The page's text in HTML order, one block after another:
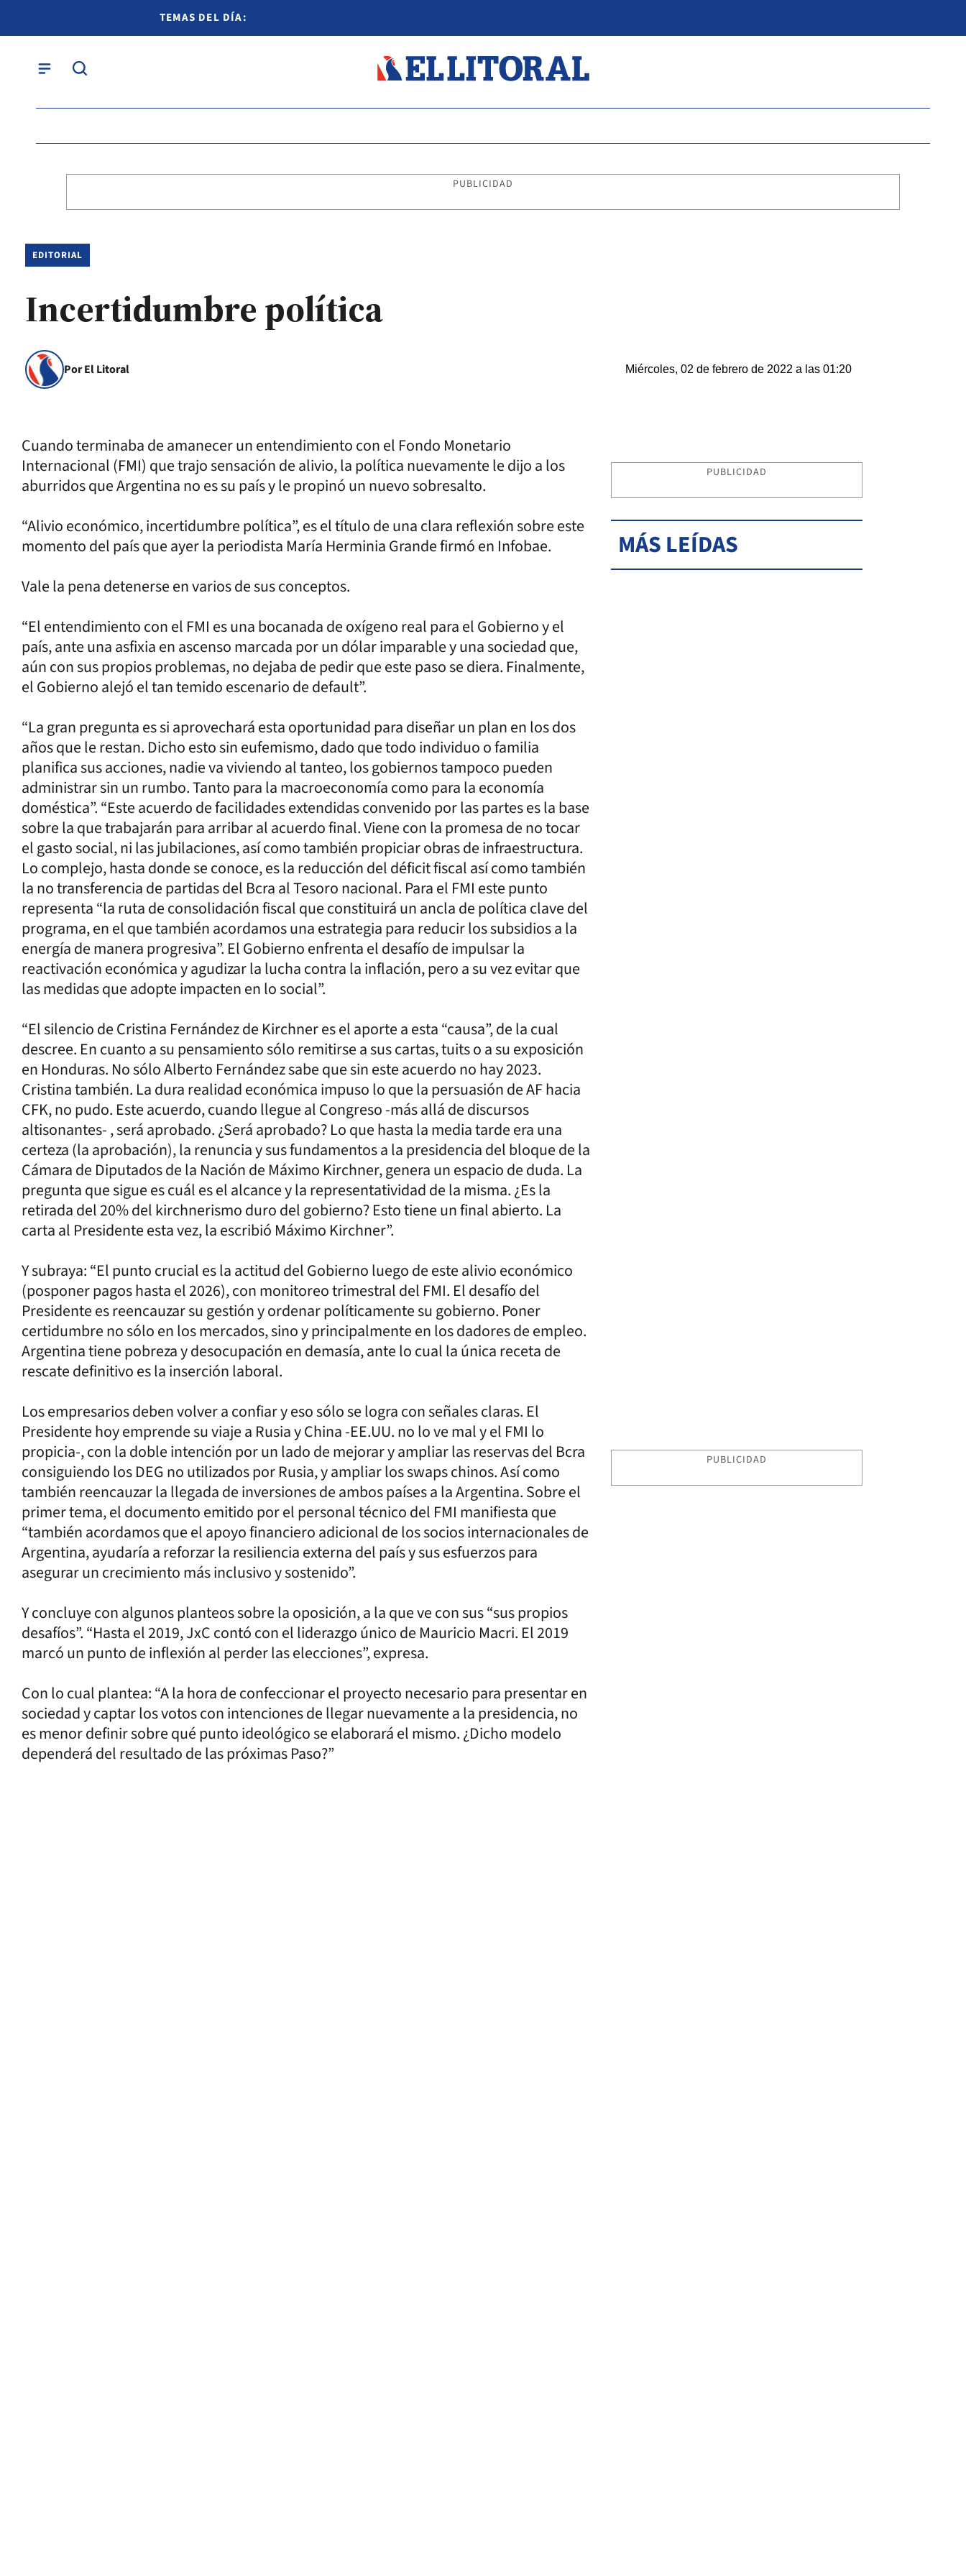
TEMAS DEL DÍA:
PUBLICIDAD
EDITORIAL
Incertidumbre política
Por El Litoral Miércoles, 02 de febrero de 2022 a las 01:20
Cuando terminaba de amanecer un entendimiento con el Fondo Monetario
Internacional (FMI) que trajo sensación de alivio, la política nuevamente le dijo a los
aburridos que Argentina no es su país y le propinó un nuevo sobresalto.
“Alivio económico, incertidumbre política”, es el título de una clara reflexión sobre este
momento del país que ayer la periodista María Herminia Grande firmó en Infobae.
Vale la pena detenerse en varios de sus conceptos.
“El entendimiento con el FMI es una bocanada de oxígeno real para el Gobierno y el
país, ante una asfixia en ascenso marcada por un dólar imparable y una sociedad que,
aún con sus propios problemas, no dejaba de pedir que este paso se diera. Finalmente,
el Gobierno alejó el tan temido escenario de default”.
“La gran pregunta es si aprovechará esta oportunidad para diseñar un plan en los dos
años que le restan. Dicho esto sin eufemismo, dado que todo individuo o familia
planifica sus acciones, nadie va viviendo al tanteo, los gobiernos tampoco pueden
administrar sin un rumbo. Tanto para la macroeconomía como para la economía
doméstica”. “Este acuerdo de facilidades extendidas convenido por las partes es la base
sobre la que trabajarán para arribar al acuerdo final. Viene con la promesa de no tocar
el gasto social, ni las jubilaciones, así como también propiciar obras de infraestructura.
Lo complejo, hasta donde se conoce, es la reducción del déficit fiscal así como también
la no transferencia de partidas del Bcra al Tesoro nacional. Para el FMI este punto
representa “la ruta de consolidación fiscal que constituirá un ancla de política clave del
programa, en el que también acordamos una estrategia para reducir los subsidios a la
energía de manera progresiva”. El Gobierno enfrenta el desafío de impulsar la
reactivación económica y agudizar la lucha contra la inflación, pero a su vez evitar que
las medidas que adopte impacten en lo social”.
“El silencio de Cristina Fernández de Kirchner es el aporte a esta “causa”, de la cual
descree. En cuanto a su pensamiento sólo remitirse a sus cartas, tuits o a su exposición
en Honduras. No sólo Alberto Fernández sabe que sin este acuerdo no hay 2023.
Cristina también. La dura realidad económica impuso lo que la persuasión de AF hacia
CFK, no pudo. Este acuerdo, cuando llegue al Congreso -más allá de discursos
altisonantes- , será aprobado. ¿Será aprobado? Lo que hasta la media tarde era una
certeza (la aprobación), la renuncia y sus fundamentos a la presidencia del bloque de la
Cámara de Diputados de la Nación de Máximo Kirchner, genera un espacio de duda. La
pregunta que sigue es cuál es el alcance y la representatividad de la misma. ¿Es la
retirada del 20% del kirchnerismo duro del gobierno? Esto tiene un final abierto. La
carta al Presidente esta vez, la escribió Máximo Kirchner”.
Y subraya: “El punto crucial es la actitud del Gobierno luego de este alivio económico
(posponer pagos hasta el 2026), con monitoreo trimestral del FMI. El desafío del
Presidente es reencauzar su gestión y ordenar políticamente su gobierno. Poner
certidumbre no sólo en los mercados, sino y principalmente en los dadores de empleo.
Argentina tiene pobreza y desocupación en demasía, ante lo cual la única receta de
rescate definitivo es la inserción laboral.
Los empresarios deben volver a confiar y eso sólo se logra con señales claras. El
Presidente hoy emprende su viaje a Rusia y China -EE.UU. no lo ve mal y el FMI lo
propicia-, con la doble intención por un lado de mejorar y ampliar las reservas del Bcra
consiguiendo los DEG no utilizados por Rusia, y ampliar los swaps chinos. Así como
también reencauzar la llegada de inversiones de ambos países a la Argentina. Sobre el
primer tema, el documento emitido por el personal técnico del FMI manifiesta que
“también acordamos que el apoyo financiero adicional de los socios internacionales de
Argentina, ayudaría a reforzar la resiliencia externa del país y sus esfuerzos para
asegurar un crecimiento más inclusivo y sostenido”.
Y concluye con algunos planteos sobre la oposición, a la que ve con sus “sus propios
desafíos”. “Hasta el 2019, JxC contó con el liderazgo único de Mauricio Macri. El 2019
marcó un punto de inflexión al perder las elecciones”, expresa.
Con lo cual plantea: “A la hora de confeccionar el proyecto necesario para presentar en
sociedad y captar los votos con intenciones de llegar nuevamente a la presidencia, no
es menor definir sobre qué punto ideológico se elaborará el mismo. ¿Dicho modelo
dependerá del resultado de las próximas Paso?”
PUBLICIDAD
MÁS LEÍDAS
PUBLICIDAD